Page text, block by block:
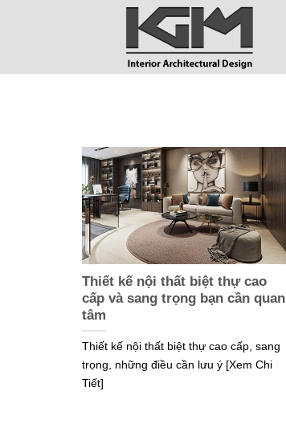
Thiết kế nội thất biệt thự cao
cấp và sang trọng bạn cần quan
tâm
Thiết kế nội thất biệt thự cao cấp, sang
trọng, những điều cần lưu ý [Xem Chi
Tiết]